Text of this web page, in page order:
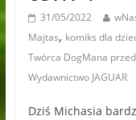
31/05/2022
Majtas, komiks dla
Twórca DogMana
Wydawnictwo JAGUAR
Dziś Michasia